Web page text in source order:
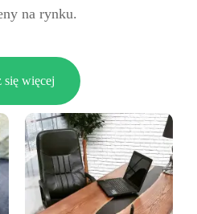
na rynku.
więcej